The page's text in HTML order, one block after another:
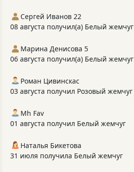
Сергей Иванов 22
08 августа получил(а) Белый жемчуг
Марина Денисова 5
06 августа получил(а) Белый жемчуг
Роман Цивинскас
03 августа получил Розовый жемчуг
Mh Fav
01 августа получил Белый жемчуг
Наталья Бикетова
31 июля получила Белый жемчуг